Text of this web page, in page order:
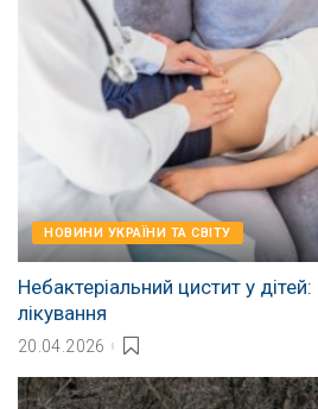
НОВИНИ УКРАЇНИ ТА СВІТУ
Небактеріальний цистит у
лікування
20.04.2026